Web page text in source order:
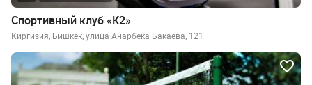
Спортивный клуб «К2»
Киргизия, Бишкек, улица Анарбека Бакаева, 121